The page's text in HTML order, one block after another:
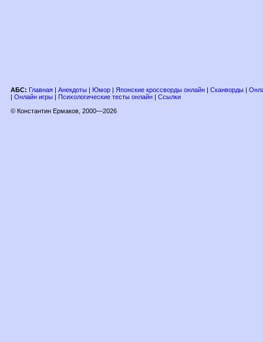
АБС: Главная | Анекдоты | Юмор | Японские кроссворды онлайн | Сканворды |
| Онлайн игры | Психологические тесты онлайн | Ссылки
© Константин Ермаков, 2000—2026